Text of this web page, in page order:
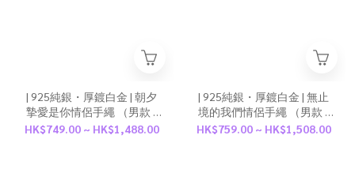
| 925純銀・厚鍍白金 | 朝夕
摯愛是你情侶手繩 （男款 /
女款） | BR1526 |
HK$749.00 ~ HK$1,488.00
| 925純銀・厚鍍白金 | 無止
境的我們情侶手繩 （男款 /
女款） | BR1602 |
HK$759.00 ~ HK$1,508.00